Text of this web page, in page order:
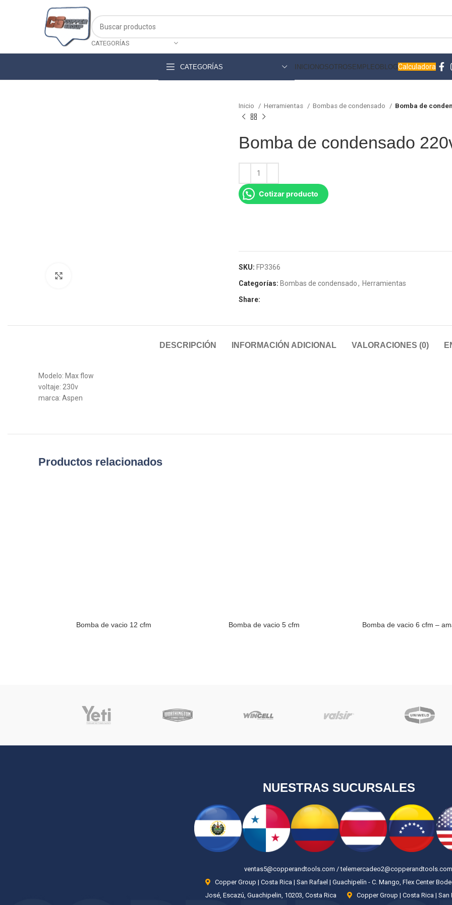
CATEGORÍAS
CATEGORÍAS INICIONOSOTROSEMPLEOBLOGCalculadora
Inicio Herramientas Bombas de condensado Bomba de
Bomba de condensado
Cotizar producto
SKU: FP3366
Categorías: Bombas de condensado , Herramientas
Share:
DESCRIPCIÓN INFORMACIÓN ADICIONAL VALORACIONES (0)
Modelo: Max flow
voltaje: 230v
marca: Aspen
Productos relacionados
Bomba de vacio 12 cfm Bomba de vacio 5 cfm Bomba de vacio 6 cfm –
NUESTRAS SUCURSALES
ventas5@copperandtools.com / telemercadeo2@copperandtools.com
Copper Group | Costa Rica | San Rafael | Guachipelín - C. Mango, Flex Center
José, Escazú, Guachipelin, 10203, Costa Rica
Copper Group | Costa Rica | San
Descarga nuestro catálogo de productos